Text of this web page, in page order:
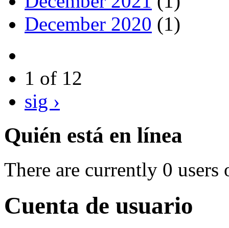
December 2020 (1)
1 of 12
sig ›
Quién está en línea
There are currently 0 users
Cuenta de usuario